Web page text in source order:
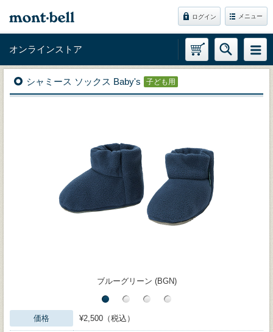
ログイン メニュー
オンラインストア
シャミース ソックス Baby's 子ども用
ブルーグリーン (BGN)
価格 ¥2,500（税込）